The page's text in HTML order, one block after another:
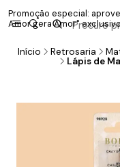
Promoção especial:
Amor gera Amor"
Início Retrosaria
Lápis de